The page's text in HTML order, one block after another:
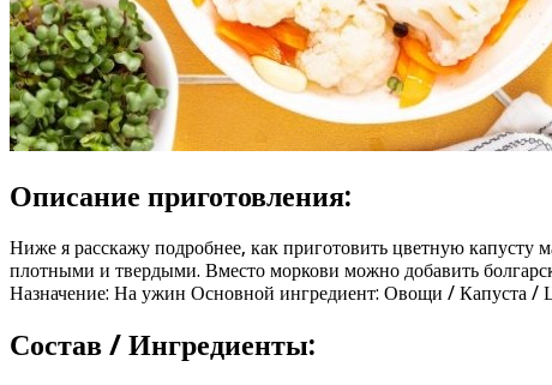
Описание приготовления:
Ниже я расскажу подробнее, как приготовить цветную
плотными и твердыми. Вместо моркови можно добавить
Назначение: На ужин Основной ингредиент: Овощи / Капуста /
Состав / Ингредиенты: